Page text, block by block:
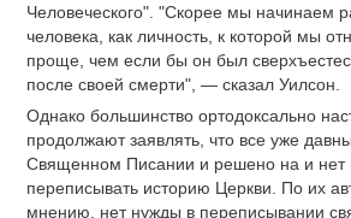
Человеческого". "Скорее мы начинаем
человека, как личность, к которой мы
проще, чем если бы он был
после своей смерти", — сказал Уилсон.
Однако большинство ортодоксально
продолжают заявлять, что все уже
Священном Писании и решено на и нет
переписывать историю Церкви. По их
мнению, нет нужды в переписывании